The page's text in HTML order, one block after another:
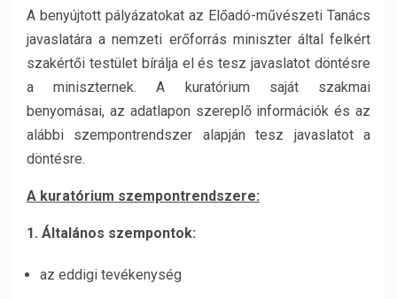
A benyújtott pályázatokat az Előadó-művészeti Tanács
javaslatára a nemzeti erőforrás miniszter által felkért
szakértői testület bírálja el és tesz javaslatot döntésre
a miniszternek. A kuratórium saját szakmai
benyomásai, az adatlapon szereplő információk és az
alábbi szempontrendszer alapján tesz javaslatot a
döntésre.
A kuratórium szempontrendszere:
1. Általános szempontok:
az eddigi tevékenység